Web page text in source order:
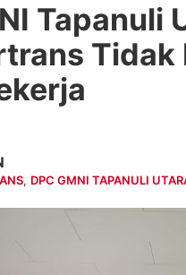
Tapanuli
Tidak
, DPC GMNI TAPANULI